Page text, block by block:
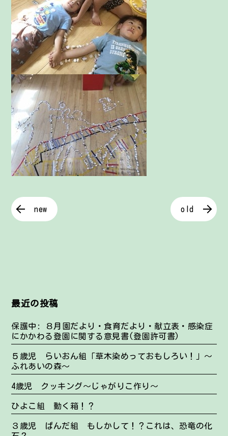
new old
最近の投稿
保護中: ８月園だより・食育だより・献立表・感染症
にかかわる登園に関する意見書(登園許可書)
５歳児 らいおん組「草木染めっておもしろい！」～
ふれあいの森～
4歳児 クッキング～じゃがりこ作り～
ひよこ組 動く箱！？
３歳児 ぱんだ組 もしかして！？これは、恐竜の化